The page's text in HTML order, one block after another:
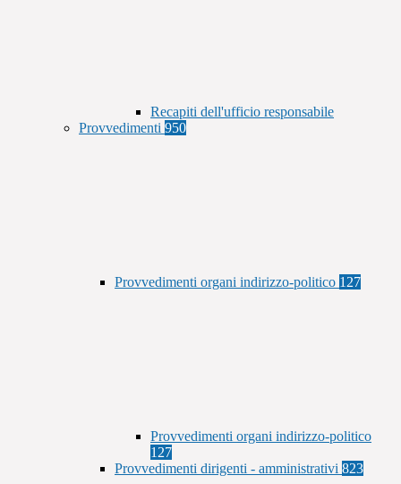
Recapiti dell'ufficio responsabile
Provvedimenti 950
Provvedimenti organi indirizzo-politico 127
Provvedimenti organi indirizzo-politico
127
Provvedimenti dirigenti - amministrativi 823